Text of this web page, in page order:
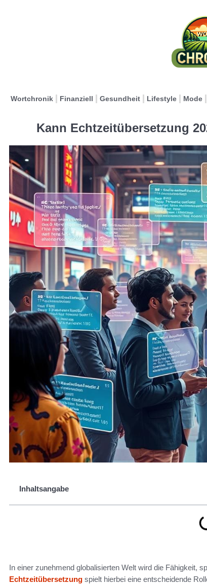
Wortchronik Finanziell Gesundheit Lifestyle Mode
Kann Echtzeitübersetzung
Inhaltsangabe
In einer zunehmend globalisierten Welt wird die Fähigkeit,
Echtzeitübersetzung spielt hierbei eine entscheidende